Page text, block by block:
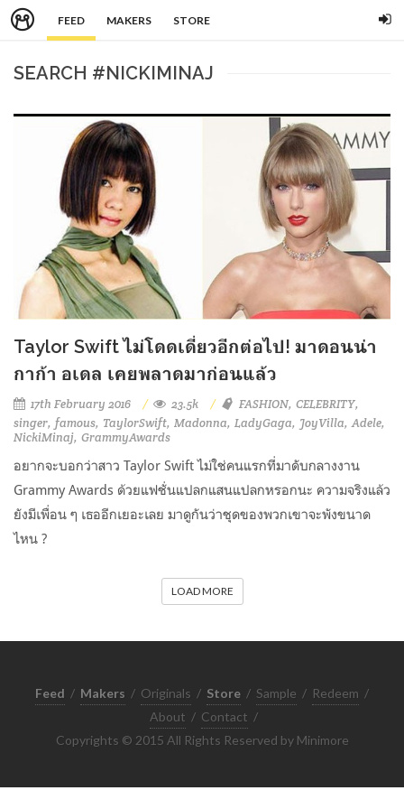
FEED MAKERS STORE
SEARCH #NICKIMINAJ
Taylor Swift ไม่โดดเดี่ยวอีกต่อไป! มาดอนน่า
กาก้า อเดล เคยพลาดมาก่อนแล้ว
17th February 2016 23.5k FASHION CELEBRITY
singer famous TaylorSwift Madonna LadyGaga JoyVilla Adele
NickiMinaj GrammyAwards
อยากจะบอกว่าสาว Taylor Swift ไม่ใช่คนแรกที่มาดับกลางงาน
Grammy Awards ด้วยแฟชั่นแปลกแสนแปลกหรอกนะ ความจริงแล้ว
ยังมีเพื่อน ๆ เธออีกเยอะเลย มาดูกันว่าชุดของพวกเขาจะพังขนาด
ไหน ?
LOAD MORE
Feed / Makers / Originals / Store / Sample / Redeem /
About / Contact /
Copyrights © 2015 All Rights Reserved by Minimore